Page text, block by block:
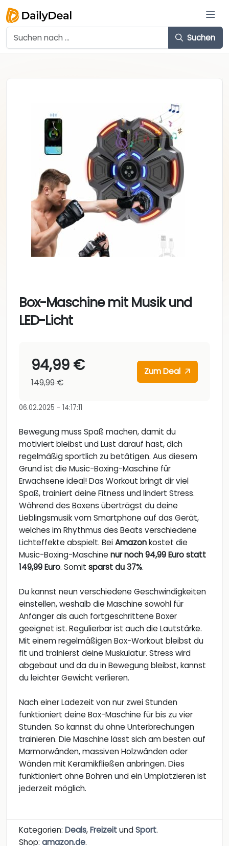
Suchen
Box-Maschine mit Musik und
LED-Licht
94,99 €
149,99 €
Zum Deal
06.02.2025 - 14:17:11
Bewegung muss Spaß machen, damit du
motiviert bleibst und Lust darauf hast, dich
regelmäßig sportlich zu betätigen. Aus diesem
Grund ist die Music-Boxing-Maschine für
Erwachsene ideal! Das Workout bringt dir viel
Spaß, trainiert deine Fitness und lindert Stress.
Während des Boxens überträgst du deine
Lieblingsmusik vom Smartphone auf das Gerät,
welches im Rhythmus des Beats verschiedene
Lichteffekte abspielt. BeiAmazonkostet die
Music-Boxing-Maschine nur noch 94,99 Euro statt
149,99 Euro. Somit sparst du 37%.
Du kannst neun verschiedene Geschwindigkeiten
einstellen, weshalb die Maschine sowohl für
Anfänger als auch fortgeschrittene Boxer
geeignet ist. Regulierbar ist auch die Lautstärke.
Mit einem regelmäßigen Box-Workout bleibst du
fit und trainierst deine Muskulatur. Stress wird
abgebaut und da du in Bewegung bleibst, kannst
du leichter Gewicht verlieren.
Nach einer Ladezeit von nur zwei Stunden
funktioniert deine Box-Maschine für bis zu vier
Stunden. So kannst du ohne Unterbrechungen
trainieren. Die Maschine lässt sich am besten auf
Marmorwänden, massiven Holzwänden oder
Wänden mit Keramikfließen anbringen. Dies
funktioniert ohne Bohren und ein Umplatzieren ist
jederzeit möglich.
Kategorien: Deals,FreizeitundSport.
Shop: amazon.de.